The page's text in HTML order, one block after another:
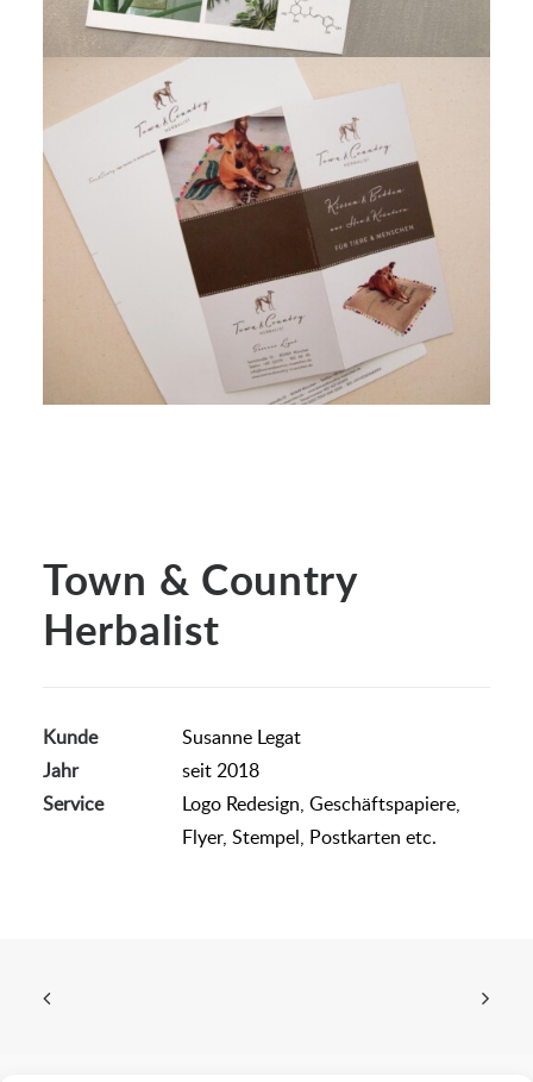
Town & Country
Herbalist
Kunde
Susanne Legat
Jahr
seit 2018
Service
Logo Redesign, Geschäftspapiere,
Flyer, Stempel, Postkarten etc.